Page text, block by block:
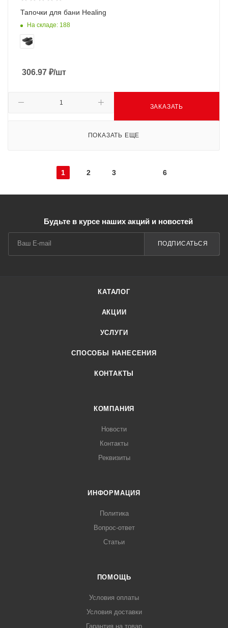
Тапочки для бани Healing
На складе: 188
306.97 ₽/шт
ЗАКАЗАТЬ
ПОКАЗАТЬ ЕЩЕ
1 2 3 6
Будьте в курсе наших акций и новостей
ПОДПИСАТЬСЯ
КАТАЛОГ
АКЦИИ
УСЛУГИ
СПОСОБЫ НАНЕСЕНИЯ
КОНТАКТЫ
КОМПАНИЯ
Новости
Контакты
Реквизиты
ИНФОРМАЦИЯ
Политика
Вопрос-ответ
Статьи
ПОМОЩЬ
Условия оплаты
Условия доставки
Гарантия на товар